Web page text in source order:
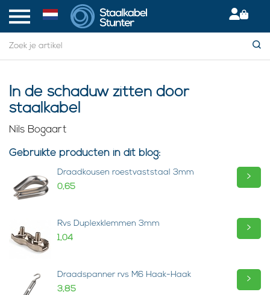
In de schaduw zitten door
staalkabel
Nils Bogaart
Gebruikte producten in dit blog:
Draadkousen roestvaststaal 3mm
0,65
>
Rvs Duplexklemmen 3mm
1,04
>
Draadspanner rvs M6 Haak-Haak
3,85
>